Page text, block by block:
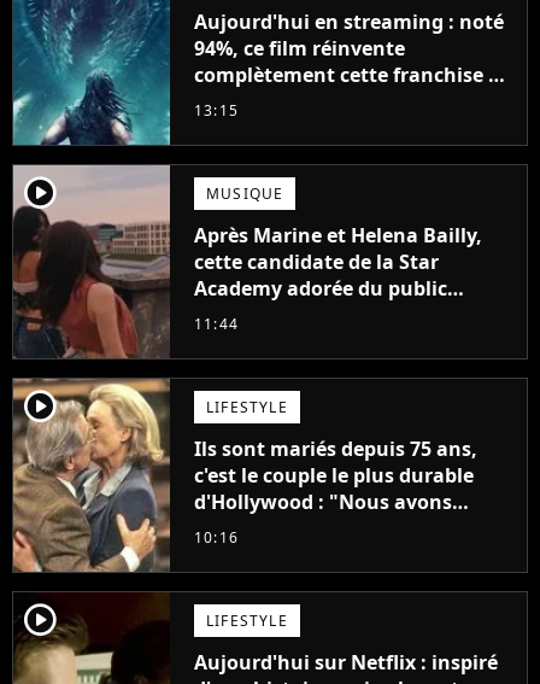
Aujourd'hui en streaming : noté
94%, ce film réinvente
complètement cette franchise de
science-fiction vieille de 40 ans
13:15
player2 MUSIQUE
Après Marine et Helena Bailly,
cette candidate de la Star
Academy adorée du public
annonce son premier album,
11:44
player2 LIFESTYLE
Ils sont mariés depuis 75 ans,
c'est le couple le plus durable
d'Hollywood : "Nous avons
avancé jour après jour, et les
décennies"
10:16
player2 LIFESTYLE
Aujourd'hui sur Netflix : inspiré